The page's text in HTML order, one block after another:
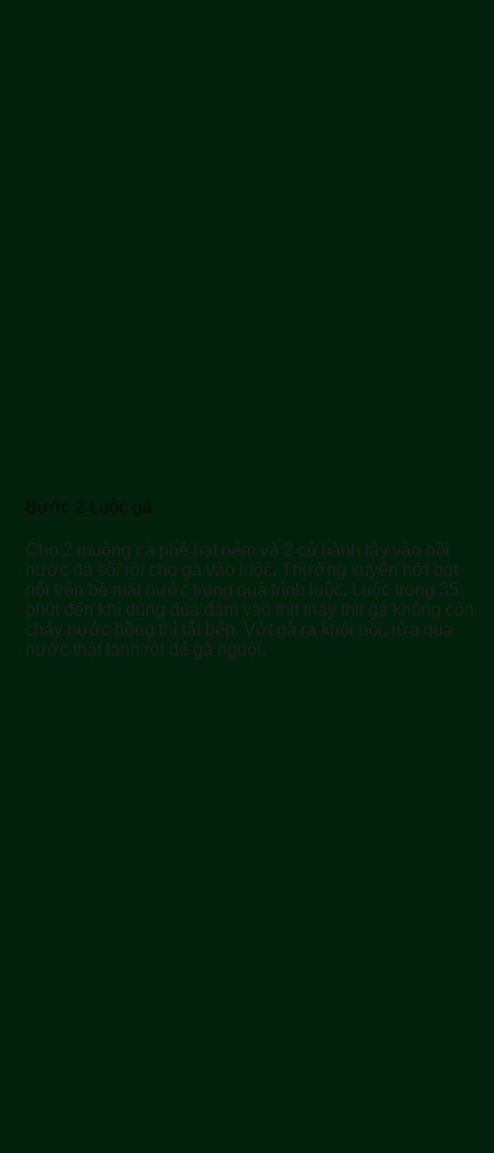
Bước 2 Luộc gà
Cho 2 muỗng cà phê hạt nêm và 2 củ hành tây vào nồi
nước đã sôi rồi cho gà vào luộc. Thường xuyên hớt bọt
nổi trên bề mặt nước trong quá trình luộc. Luộc trong 35
phút đến khi dùng đũa đâm vào thịt thấy thịt gà không còn
chảy nước hồng thì tắt bếp. Vớt gà ra khỏi nồi, rửa qua
nước thật lạnh rồi để gà nguội.